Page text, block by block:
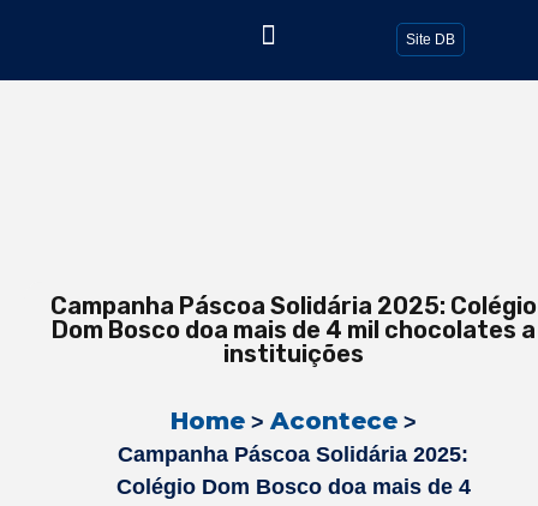
Site DB
Campanha Páscoa Solidária 2025: Colégio
Dom Bosco doa mais de 4 mil chocolates a
instituições
Home> Acontece>
Campanha Páscoa Solidária 2025:
Colégio Dom Bosco doa mais de 4